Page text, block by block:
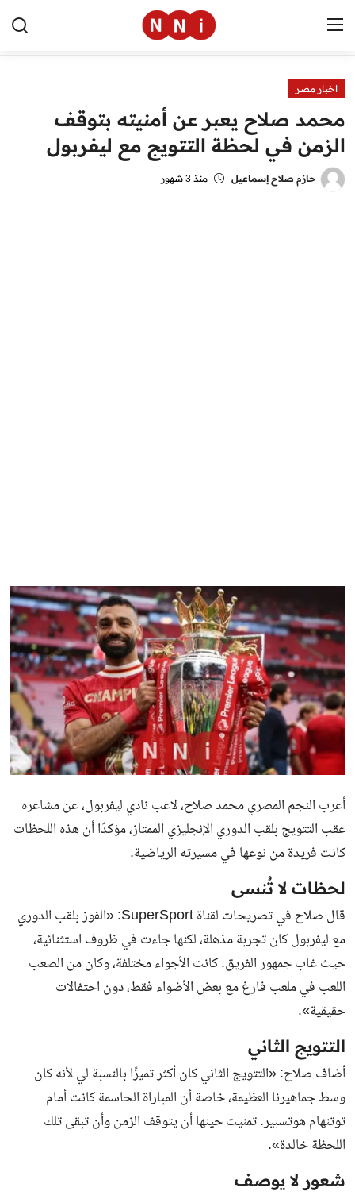
الرئيسية
اخبار مصر
العالم
اخبار مصر
محمد صلاح يعبر عن أمنيته بتوقف
الزمن في لحظة التتويج مع ليفربول
حازم صلاح إسماعيل منذ 3 شهور
أعرب النجم المصري محمد صلاح، لاعب نادي ليفربول، عن مشاعره
عقب التتويج بلقب الدوري الإنجليزي الممتاز، مؤكدًا أن هذه اللحظات
كانت فريدة من نوعها في مسيرته الرياضية.
لحظات لا تُنسى
قال صلاح في تصريحات لقناة SuperSport: «الفوز بلقب الدوري
مع ليفربول كان تجربة مذهلة، لكنها جاءت في ظروف استثنائية،
حيث غاب جمهور الفريق. كانت الأجواء مختلفة، وكان من الصعب
اللعب في ملعب فارغ مع بعض الأضواء فقط، دون احتفالات
حقيقية».
التتويج الثاني
أضاف صلاح: «التتويج الثاني كان أكثر تميزًا بالنسبة لي لأنه كان
وسط جماهيرنا العظيمة، خاصة أن المباراة الحاسمة كانت أمام
توتنهام هوتسبير. تمنيت حينها أن يتوقف الزمن وأن تبقى تلك
اللحظة خالدة».
شعور لا يوصف